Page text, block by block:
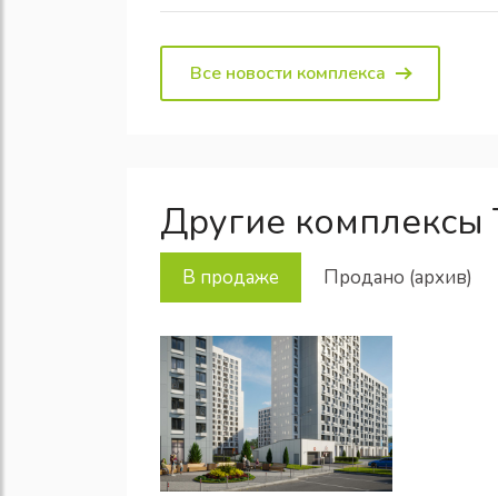
Все новости комплекса
Другие
В продаже Продано (архив)